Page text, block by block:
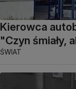
Kierowca
"Czyn śmiały,
ŚWIAT